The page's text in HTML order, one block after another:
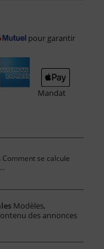
pour garantir
Mandat
Comment se calcule
Modèles,
des annonces